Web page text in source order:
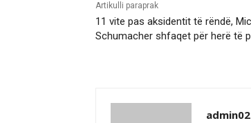
Artikulli paraprak
11 vite pas aksidentit të rëndë,
Schumacher shfaqet për herë të
admin02